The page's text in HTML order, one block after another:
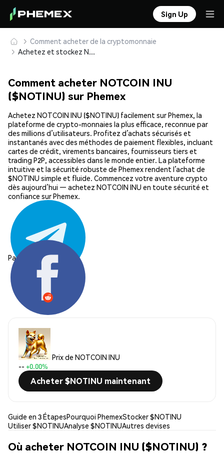
Sign Up
Comment acheter de la cryptomonnaie
Achetez et stockez NOTCOIN INU ($NOTINU) en toute sécurité
Comment acheter NOTCOIN INU
($NOTINU) sur Phemex
Achetez NOTCOIN INU ($NOTINU) facilement sur Phemex, la
plateforme de crypto-monnaies la plus efficace, reconnue par
des millions d’utilisateurs. Profitez d’achats sécurisés et
instantanés avec des méthodes de paiement flexibles, incluant
cartes de crédit, virements bancaires, fournisseurs tiers et
trading P2P, accessibles dans le monde entier. La plateforme
intuitive et la sécurité robuste de Phemex rendent l’achat de
$NOTINU simple et fluide. Commencez votre aventure crypto
dès aujourd’hui — achetez NOTCOIN INU en toute sécurité et
confiance sur Phemex.
Partager:
Prix de NOTCOIN INU
-- +0.00%
Acheter $NOTINU maintenant
Guide en 3 ÉtapesPourquoi PhemexStocker $NOTINU
Utiliser $NOTINUAnalyse $NOTINUAutres devises
Où acheter NOTCOIN INU ($NOTINU) ?